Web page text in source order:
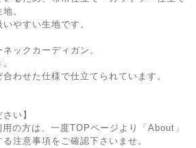
。
やすい生地です。
ックカーディガン。
わせた仕様で仕立てられています。
い】
の方は、一度TOPページより「About」
注意事項をご確認下さいませ。